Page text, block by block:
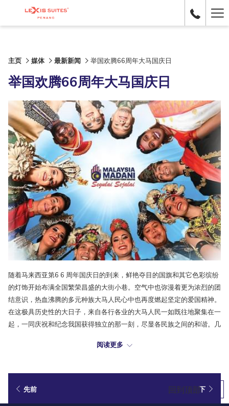
主页 媒体 最新新闻 举国欢腾66周年大马国庆日
举国欢腾66周年大马国庆日
随着马来西亚第6 6 周年国庆日的到来，鲜艳夺目的国旗和其它色彩缤纷
的灯饰开始布满全国繁荣昌盛的大街小巷。空气中也弥漫着更为浓烈的团
结意识，热血沸腾的多元种族大马人民心中也再度燃起坚定的爱国精神。
在这极具历史性的大日子，来自各行各业的大马人民一如既往地聚集在一
起，一同庆祝和纪念我国获得独立的那一刻，尽显各民族之间的和谐。几
彩的传统文化演出，及午夜钟声响起时的绚丽烟花表演，举国欢腾这意义
过去，拥抱现在，满怀希望地继续迈向一个更美好的未来。祝大家国庆日
快乐!
阅读更多
先前 下
回到顶部